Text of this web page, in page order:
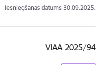
Iesniegšanas datums 30.09.2025.
VIAA 2025/94